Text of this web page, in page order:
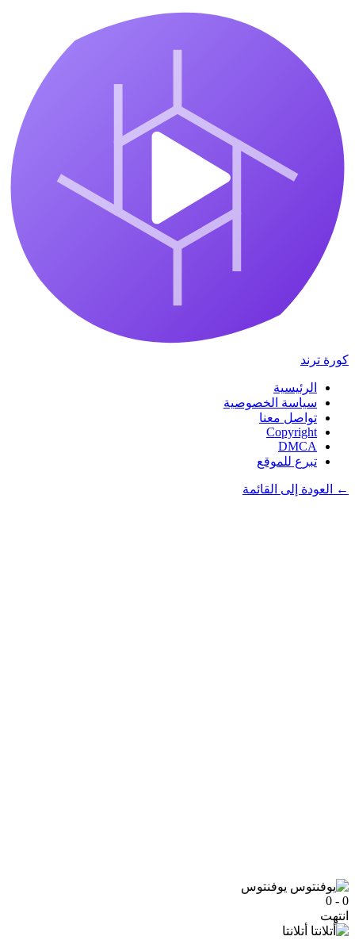
كورة ترند
الرئيسية
سياسة الخصوصية
تواصل معنا
Copyright
DMCA
تبرع للموقع
← العودة إلى القائمة
يوفنتوس
0 - 0
انتهت
أتلانتا